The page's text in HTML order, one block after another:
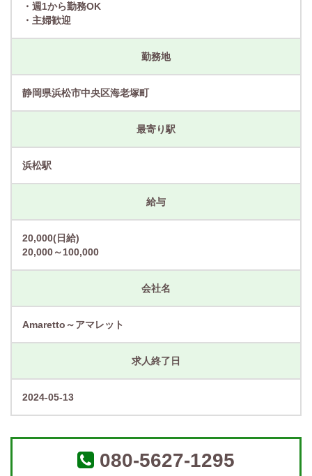
・週1から勤務OK
・主婦歓迎
勤務地
静岡県浜松市中央区海老塚町
最寄り駅
浜松駅
給与
20,000(日給)
20,000～100,000
会社名
Amaretto～アマレット
求人終了日
2024-05-13
080-5627-1295